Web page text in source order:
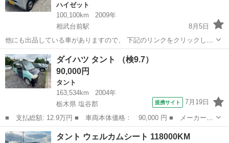
ハイゼット
100,100km
2009年
相武台前駅
8月5日
他にも出品している車がありますので、 下記のリンクをクリックして
みてください。 https://jmty.jp/profiles/51c5354114269e47c50000fe 最
後まで連絡...
神奈川 相模原市 相武台前駅 ハイゼット
ダイハツ タント （検9.7）
90,000円
タント
163,534km
2004年
栃木県 塩谷郡
提携サイト 7月19日
■ 支払総額: 12.9万円 ■ 車両本体価格： 90,000 円 ■ メーカー
名： ダイハツ ■ 車種名： タント ■ グレード名： ■ 排気
量： 660cc ■ ドア枚数： 5D ■ ミッション： AT4速 ■ 店舗...
栃木 塩谷郡 タント
タント ウェルカムシート 118000KM